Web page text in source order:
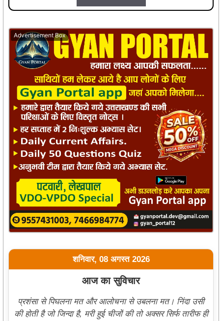
Advertisement Box
शनिवार, 08 अगस्त 2026
आज का सुविचार
प्रशंसा से पिघलना मत और आलोचना से उबलना मत। निंदा उसी
की होती है जो जिन्दा है, मरी हुई चीजों की तो अक्सर सिर्फ तारीफ ही